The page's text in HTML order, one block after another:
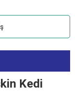
Kedi